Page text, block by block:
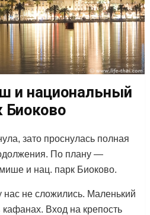
и национальный
Биоково
зато проснулась полная
По плану —
и нац. парк Биоково.
не сложились. Маленький
Вход на крепость